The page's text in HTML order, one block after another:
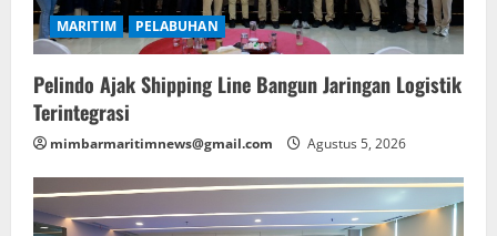
MARITIM PELABUHAN
Pelindo Ajak Shipping Line Bangun Jaringan Logistik
Terintegrasi
mimbarmaritimnews@gmail.com Agustus 5, 2026